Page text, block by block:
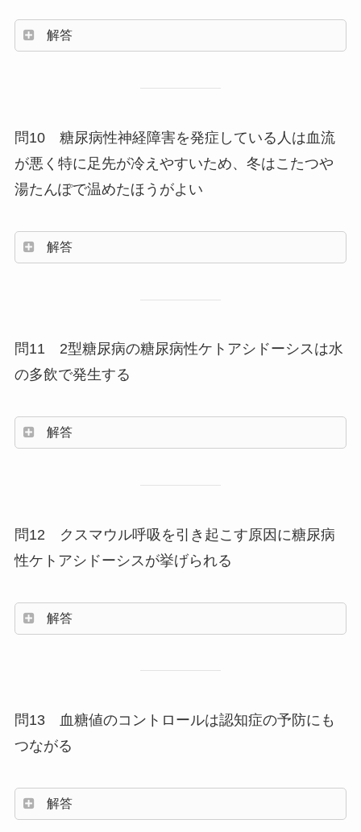
解答
問10 糖尿病性神経障害を発症している人は血流
が悪く特に足先が冷えやすいため、冬はこたつや
湯たんぽで温めたほうがよい
解答
問11 2型糖尿病の糖尿病性ケトアシドーシスは水
の多飲で発生する
解答
問12 クスマウル呼吸を引き起こす原因に糖尿病
性ケトアシドーシスが挙げられる
解答
問13 血糖値のコントロールは認知症の予防にも
つながる
解答